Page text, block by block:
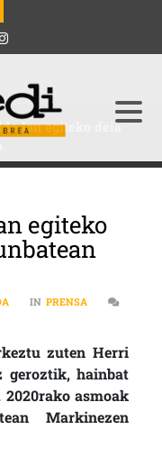
lan egiteko deia
egiteko
IN PRENSA
TXIKIEN ALDE LAN EGITEKO
zuten Herri
geroztik, hainbat
asmoak
Markinezen